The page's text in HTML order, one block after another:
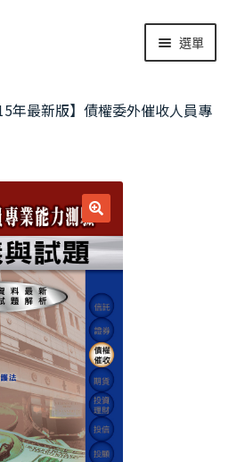
選單
開
年最新版】債權委外催收人員專